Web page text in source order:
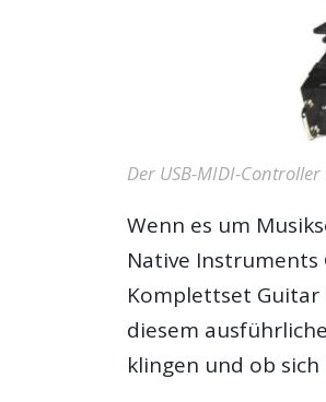
Der USB-MIDI-
Wenn es um
Native Instruments
Komplettset
diesem
klingen und ob